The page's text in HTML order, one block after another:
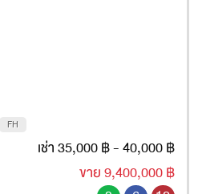
FH
เช่า 35,000 ฿ - 40,000 ฿
ขาย 9,400,000 ฿